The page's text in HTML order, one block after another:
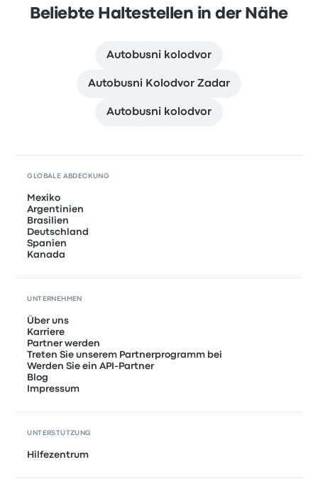
Beliebte Haltestellen in der Nähe
Autobusni kolodvor
Autobusni Kolodvor Zadar
Autobusni kolodvor
GLOBALE ABDECKUNG
Mexiko
Argentinien
Brasilien
Deutschland
Spanien
Kanada
UNTERNEHMEN
Über uns
Karriere
Partner werden
Treten Sie unserem Partnerprogramm bei
Werden Sie ein API-Partner
Blog
Impressum
UNTERSTÜTZUNG
Hilfezentrum